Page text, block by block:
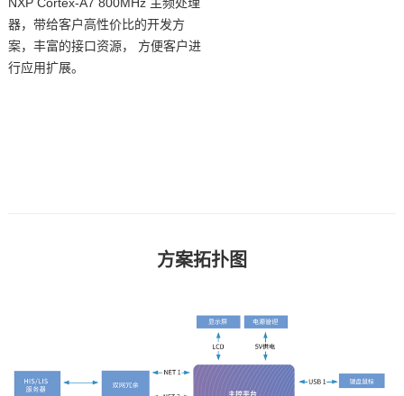
器，带给客户高性价比的开发方
案，丰富的接口资源， 方便客户进
行应用扩展。
方案拓扑图